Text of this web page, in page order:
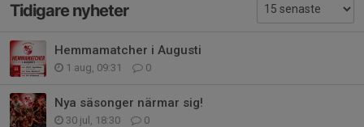
Tidigare nyheter
Hemmamatcher i Augusti
1 aug, 09:31 0
Nya säsonger närmar sig!
30 jul, 18:30 0